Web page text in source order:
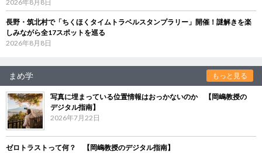
2026年8月8日
長野・筑北村で「ちくほくタイムトラベルスタンプラリー」開催！謎解きを楽
しみながら全17スポットを巡る
2026年8月8日
まめ学 もっと見る
写真に埋まっている位置情報はおっかないのか 【岡嶋教授の
デジタル指南】
2026年7月22日
ゼロトラストって何？ 【岡嶋教授のデジタル指南】